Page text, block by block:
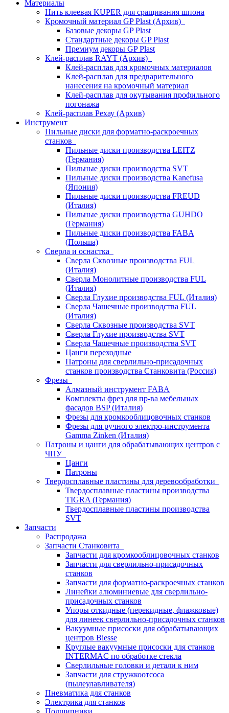
Материалы
Нить клеевая KUPER для сращивания шпона
Кромочный материал GP Plast (Архив)
Базовые декоры GP Plast
Стандартные декоры GP Plast
Премиум декоры GP Plast
Клей-расплав RAYT (Архив)
Клей-расплав для кромочных материалов
Клей-расплав для предварительного
нанесения на кромочный материал
Клей-расплав для окутывания профильного
погонажа
Клей-расплав Рехау (Архив)
Инструмент
Пильные диски для форматно-раскроечных
станков
Пильные диски производства LEITZ
(Германия)
Пильные диски производства SVT
Пильные диски производства Kanefusa
(Япония)
Пильные диски производства FREUD
(Италия)
Пильные диски производства GUHDO
(Германия)
Пильные диски производства FABA
(Польша)
Сверла и оснастка
Сверла Сквозные производства FUL
(Италия)
Сверла Монолитные производства FUL
(Италия)
Сверла Глухие производства FUL (Италия)
Сверла Чашечные производства FUL
(Италия)
Сверла Сквозные производства SVT
Сверла Глухие производства SVT
Сверла Чашечные производства SVT
Цанги переходные
Патроны для сверлильно-присадочных
станков производства Станковита (Россия)
Фрезы
Алмазный инструмент FABA
Комплекты фрез для пр-ва мебельных
фасадов BSP (Италия)
Фрезы для кромкооблицовочных станков
Фрезы для ручного электро-инструмента
Gamma Zinken (Италия)
Патроны и цанги для обрабатывающих центров с
ЧПУ
Цанги
Патроны
Твердосплавные пластины для деревообработки
Твердосплавные пластины производства
TIGRA (Германия)
Твердосплавные пластины производства
SVT
Запчасти
Распродажа
Запчасти Станковита
Запчасти для кромкооблицовочных станков
Запчасти для сверлильно-присадочных
станков
Запчасти для форматно-раскроечных станков
Линейки алюминиевые для сверлильно-
присадочных станков
Упоры откидные (перекидные, флажковые)
для линеек сверлильно-присадочных станков
Вакуумные присоски для обрабатывающих
центров Biesse
Круглые вакуумные присоски для станков
INTERMAC по обработке стекла
Сверлильные головки и детали к ним
Запчасти для стружкоотсоса
(пылеулавливателя)
Пневматика для станков
Электрика для станков
Подшипники